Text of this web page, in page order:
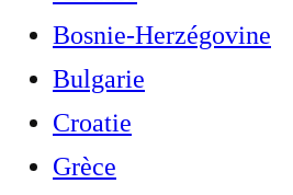
Bosnie-Herzégovine
Bulgarie
Croatie
Grèce